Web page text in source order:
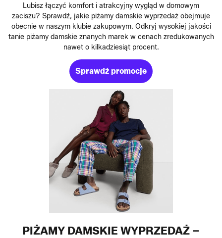
Lubisz łączyć komfort i atrakcyjny wygląd w domowym
zaciszu? Sprawdź, jakie piżamy damskie wyprzedaż obejmuje
obecnie w naszym klubie zakupowym. Odkryj wysokiej jakości
tanie piżamy damskie znanych marek w cenach zredukowanych
nawet o kilkadziesiąt procent.
Sprawdź promocje
PIŻAMY DAMSKIE WYPRZEDAŻ –